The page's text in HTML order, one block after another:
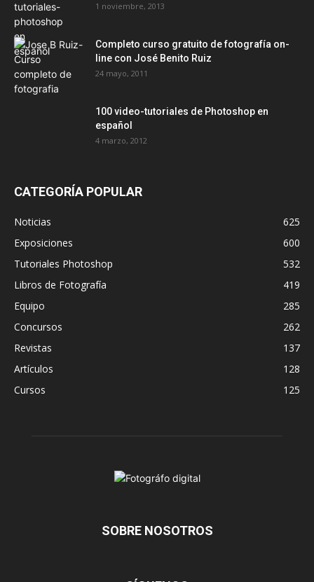
1 noviembre, 2013
Completo curso gratuito de fotografía on-
line con José Benito Ruiz
24 mayo, 2011
100 video-tutoriales de Photoshop en
español
4 marzo, 2012
CATEGORÍA POPULAR
Noticias
625
Exposiciones
600
Tutoriales Photoshop
532
Libros de Fotografía
419
Equipo
285
Concursos
262
Revistas
137
Artículos
128
Cursos
125
SOBRE NOSOTROS